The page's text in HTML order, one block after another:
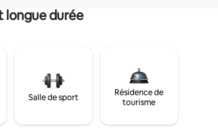
longue durée
Salle de sport
Résidence de
tourisme